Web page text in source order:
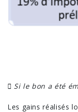
 Si le bon a été
Les gains réalisés